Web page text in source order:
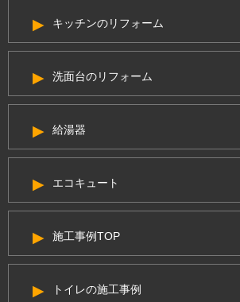
キッチンのリフォーム
洗面台のリフォーム
給湯器
エコキュート
施工事例TOP
トイレの施工事例